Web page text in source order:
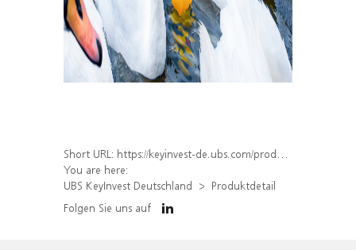
Short URL: https://keyinvest-de.ubs.com/produkt/detail/index/isin/DE000WA4M4G9
You are here:
UBS KeyInvest Deutschland
Produktdetail
Folgen Sie uns auf